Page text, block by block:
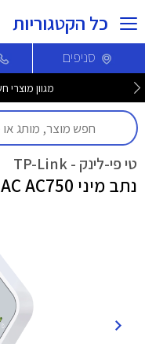
כל הקטגוריות
סניפים
מגוון
טי פי-לינק - TP-Link
נתב מיני TL-WR902AC AC750